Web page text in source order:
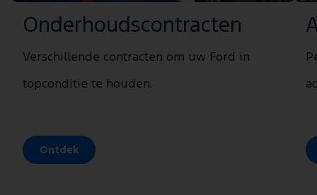
Onderhoudscontracten
Verschillende contracten om uw Ford in
topconditie te houden.
Ontdek